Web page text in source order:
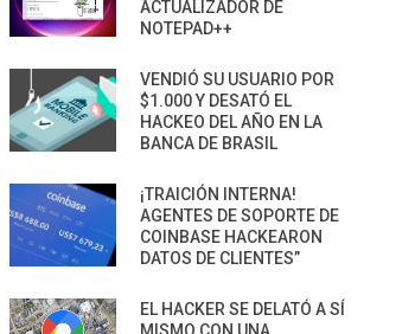
ACTUALIZADOR DE
NOTEPAD++
VENDIÓ SU USUARIO POR
$1.000 Y DESATÓ EL
HACKEO DEL AÑO EN LA
BANCA DE BRASIL
¡TRAICIÓN INTERNA!
AGENTES DE SOPORTE DE
COINBASE HACKEARON
DATOS DE CLIENTES”
EL HACKER SE DELATÓ A SÍ